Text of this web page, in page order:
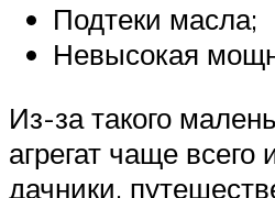
Подтеки масла;
Невысокая
Из-за такого
агрегат чаще всего
дачники,